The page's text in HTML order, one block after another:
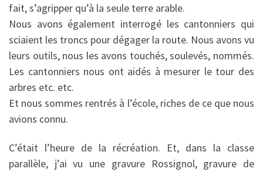
fait, s’agripper qu’à la seule terre arable.
Nous avons également interrogé les cantonniers qui
sciaient les troncs pour dégager la route. Nous avons vu
leurs outils, nous les avons touchés, soulevés, nommés.
Les cantonniers nous ont aidés à mesurer le tour des
arbres etc. etc.
Et nous sommes rentrés à l’école, riches de ce que nous
avions connu.
C’était l’heure de la récréation. Et, dans la classe
parallèle, j’ai vu une gravure Rossignol, gravure de